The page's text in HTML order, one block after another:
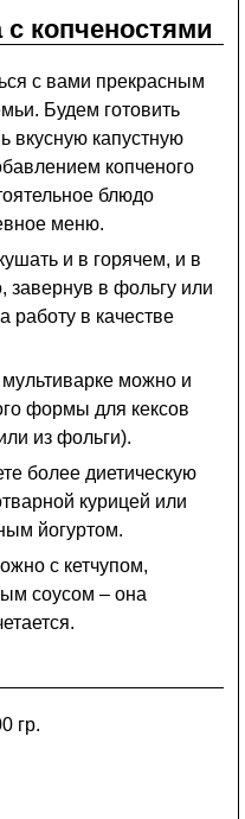
с копченостями
с вами прекрасным
Будем готовить
вкусную капустную
копченого
блюдо
меню.
и в горячем, и в
завернув в фольгу или
работу в качестве
можно и
формы для кексов
из фольги).
более диетическую
курицей или
йогуртом.
с кетчупом,
соусом – она
гр.